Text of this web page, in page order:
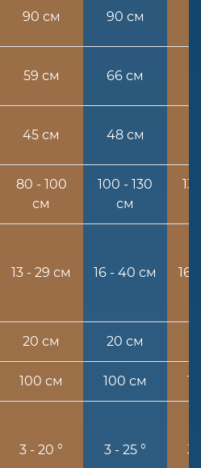
90 см 90 см
59 см 66 см
45 см 48 см
80 - 100
см
100 - 130
см
13 - 29 см 16 - 40 см 16
20 см 20 см
100 см 100 см
3 - 20 ° 3 - 25 ° 3